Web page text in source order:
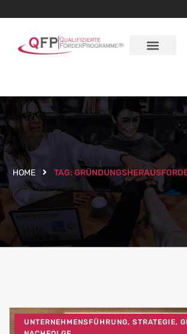
HOME TAG:
UNTERNEHMENSFÜHRUNG, STRATEGIE,